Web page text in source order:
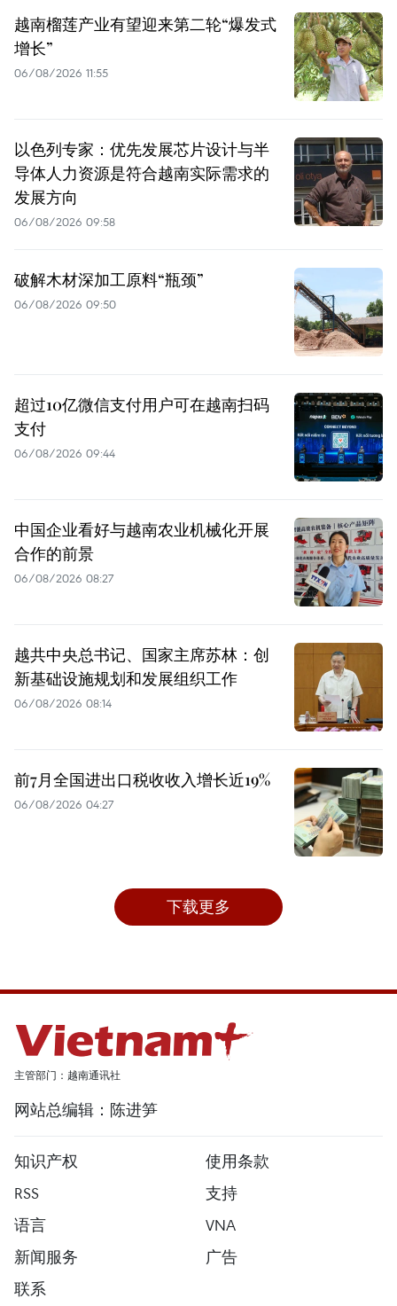
越南榴莲产业有望迎来第二轮“爆发式
增长”
06/08/2026 11:55
以色列专家：优先发展芯片设计与半
导体人力资源是符合越南实际需求的
发展方向
06/08/2026 09:58
破解木材深加工原料“瓶颈”
06/08/2026 09:50
超过10亿微信支付用户可在越南扫码
支付
06/08/2026 09:44
中国企业看好与越南农业机械化开展
合作的前景
06/08/2026 08:27
越共中央总书记、国家主席苏林：创
新基础设施规划和发展组织工作
06/08/2026 08:14
前7月全国进出口税收收入增长近19%
06/08/2026 04:27
下载更多
主管部门：越南通讯社
网站总编辑：陈进笋
知识产权
使用条款
RSS
支持
语言
VNA
新闻服务
广告
联系